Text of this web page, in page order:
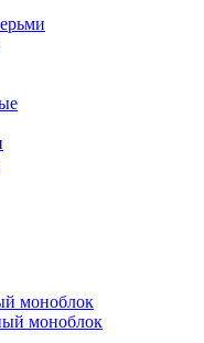
моноблок
моноблок